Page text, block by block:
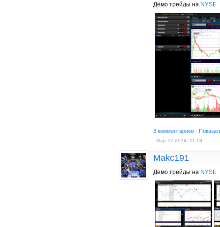
Демо трейды на NYSE
3 комментариев ·
Мар 27 2014, 11:18
Makc191
Демо трейды на NYSE